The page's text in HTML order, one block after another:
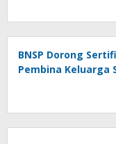
BNSP Dorong
Pembina Keluarga